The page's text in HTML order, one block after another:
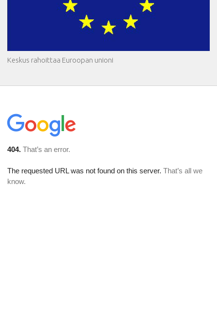
Keskus rahoittaa Euroopan unioni